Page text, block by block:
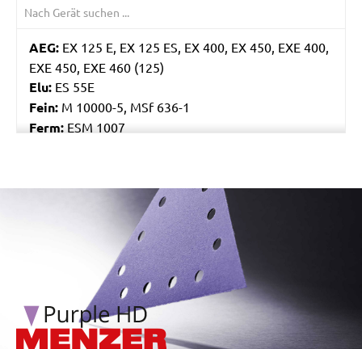
AEG: EX 125 E, EX 125 ES, EX 400, EX 450, EXE 400,
EXE 450, EXE 460 (125)
Elu: ES 55E
Fein: M 10000-5, MSf 636-1
Ferm: ESM 1007
AA, 7470 MA
WU651, WU652, WX652, WX656
GEX 125 AVE, GEX 125-1 AE, GEX 125A, GEX
125AC, GEX 150 AVE, PEX 125A-1, PEX 125AE, PEX
12A, PEX 12AE, PEX 220A, PEX 270A, PEX 270AE,
PEX 300A, PEX 300AE, PEX 400AE
Kress:
300 EXE, 900 MPS, CPS 6125 Set, CPS 6125-
1, CPS 6125-E, HEX 1385E, HEX 6385E
Ryobi:CRO180M, CRO180MHG, ERO2412V,
/marketing/parallax/menzer/parallax_logos/